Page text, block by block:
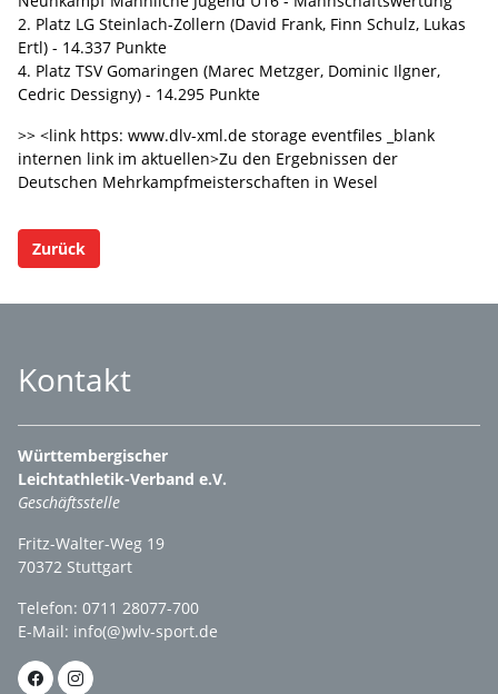
2. Platz LG Steinlach-Zollern (David Frank, Finn Schulz, Lukas
Ertl) - 14.337 Punkte
4. Platz TSV Gomaringen (Marec Metzger, Dominic Ilgner,
Cedric Dessigny) - 14.295 Punkte
>> <link https: www.dlv-xml.de storage eventfiles _blank
internen link im aktuellen>Zu den Ergebnissen der
Deutschen Mehrkampfmeisterschaften in Wesel
Zurück
Kontakt
Württembergischer
Leichtathletik-Verband e.V.
Geschäftsstelle
Fritz-Walter-Weg 19
70372 Stuttgart
Telefon: 0711 28077-700
E-Mail: info(@)wlv-sport.de